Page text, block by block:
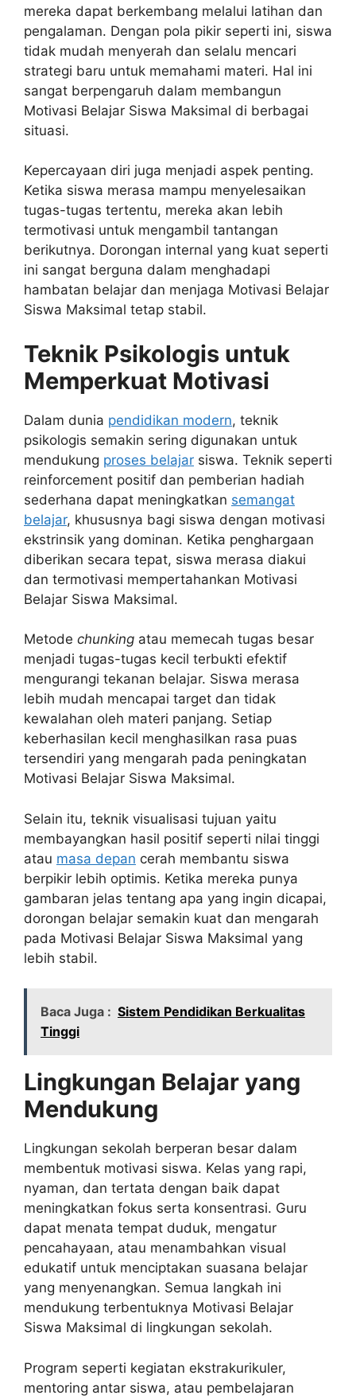
mereka dapat berkembang melalui latihan dan
pengalaman. Dengan pola pikir seperti ini, siswa
tidak mudah menyerah dan selalu mencari
strategi baru untuk memahami materi. Hal ini
sangat berpengaruh dalam membangun
Motivasi Belajar Siswa Maksimal di berbagai
situasi.
Kepercayaan diri juga menjadi aspek penting.
Ketika siswa merasa mampu menyelesaikan
tugas-tugas tertentu, mereka akan lebih
termotivasi untuk mengambil tantangan
berikutnya. Dorongan internal yang kuat seperti
ini sangat berguna dalam menghadapi
hambatan belajar dan menjaga Motivasi Belajar
Siswa Maksimal tetap stabil.
Teknik Psikologis untuk
Memperkuat Motivasi
Dalam dunia pendidikan modern, teknik
psikologis semakin sering digunakan untuk
mendukung proses belajar siswa. Teknik seperti
reinforcement positif dan pemberian hadiah
sederhana dapat meningkatkan semangat
belajar, khususnya bagi siswa dengan motivasi
ekstrinsik yang dominan. Ketika penghargaan
diberikan secara tepat, siswa merasa diakui
dan termotivasi mempertahankan Motivasi
Belajar Siswa Maksimal.
Metode chunking atau memecah tugas besar
menjadi tugas-tugas kecil terbukti efektif
mengurangi tekanan belajar. Siswa merasa
lebih mudah mencapai target dan tidak
kewalahan oleh materi panjang. Setiap
keberhasilan kecil menghasilkan rasa puas
tersendiri yang mengarah pada peningkatan
Motivasi Belajar Siswa Maksimal.
Selain itu, teknik visualisasi tujuan yaitu
membayangkan hasil positif seperti nilai tinggi
atau masa depan cerah membantu siswa
berpikir lebih optimis. Ketika mereka punya
gambaran jelas tentang apa yang ingin dicapai,
dorongan belajar semakin kuat dan mengarah
pada Motivasi Belajar Siswa Maksimal yang
lebih stabil.
Baca Juga : Sistem Pendidikan Berkualitas
Tinggi
Lingkungan Belajar yang
Mendukung
Lingkungan sekolah berperan besar dalam
membentuk motivasi siswa. Kelas yang rapi,
nyaman, dan tertata dengan baik dapat
meningkatkan fokus serta konsentrasi. Guru
dapat menata tempat duduk, mengatur
pencahayaan, atau menambahkan visual
edukatif untuk menciptakan suasana belajar
yang menyenangkan. Semua langkah ini
mendukung terbentuknya Motivasi Belajar
Siswa Maksimal di lingkungan sekolah.
Program seperti kegiatan ekstrakurikuler,
mentoring antar siswa, atau pembelajaran